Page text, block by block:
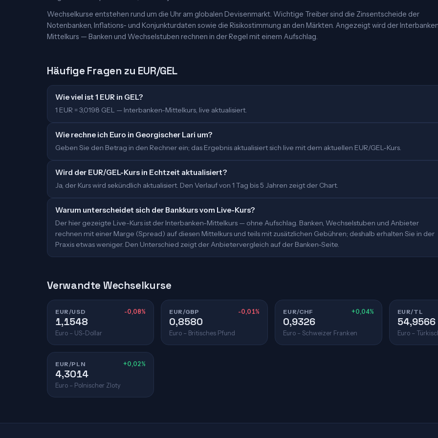
Wechselkurse entstehen rund um die Uhr am globalen Devisenmarkt. Wichtige Treiber sind die Zinsentscheide der
Notenbanken, Inflations- und Konjunkturdaten sowie die Risikostimmung an den Märkten. Angezeigt wird der
Mittelkurs — Banken und Wechselstuben rechnen in der Regel mit einem Aufschlag.
Häufige Fragen zu EUR/GEL
Wie viel ist 1 EUR in GEL?
1 EUR = 3,0198 GEL — Interbanken-Mittelkurs, live aktualisiert.
Wie rechne ich Euro in Georgischer Lari um?
Geben Sie den Betrag in den Rechner ein; das Ergebnis aktualisiert sich live mit dem aktuellen EUR/GEL-Kurs.
Wird der EUR/GEL-Kurs in Echtzeit aktualisiert?
Ja, der Kurs wird sekündlich aktualisiert. Den Verlauf von 1 Tag bis 5 Jahren zeigt der Chart.
Warum unterscheidet sich der Bankkurs vom Live-Kurs?
Der hier gezeigte Live-Kurs ist der Interbanken-Mittelkurs — ohne Aufschlag. Banken, Wechselstuben und Anbieter
rechnen mit einer Marge (Spread) auf diesen Mittelkurs und teils mit zusätzlichen Gebühren; deshalb erhalten Sie in der
Praxis etwas weniger. Den Unterschied zeigt der Anbietervergleich auf der Banken-Seite.
Verwandte Wechselkurse
EUR/USD -0,08%
1,1548
Euro – US-Dollar
EUR/GBP -0,01%
0,8580
Euro – Britisches Pfund
EUR/CHF +0,04%
0,9326
Euro – Schweizer Franken
EUR/TL
54,9566
Euro –
EUR/PLN +0,02%
4,3014
Euro – Polnischer Zloty